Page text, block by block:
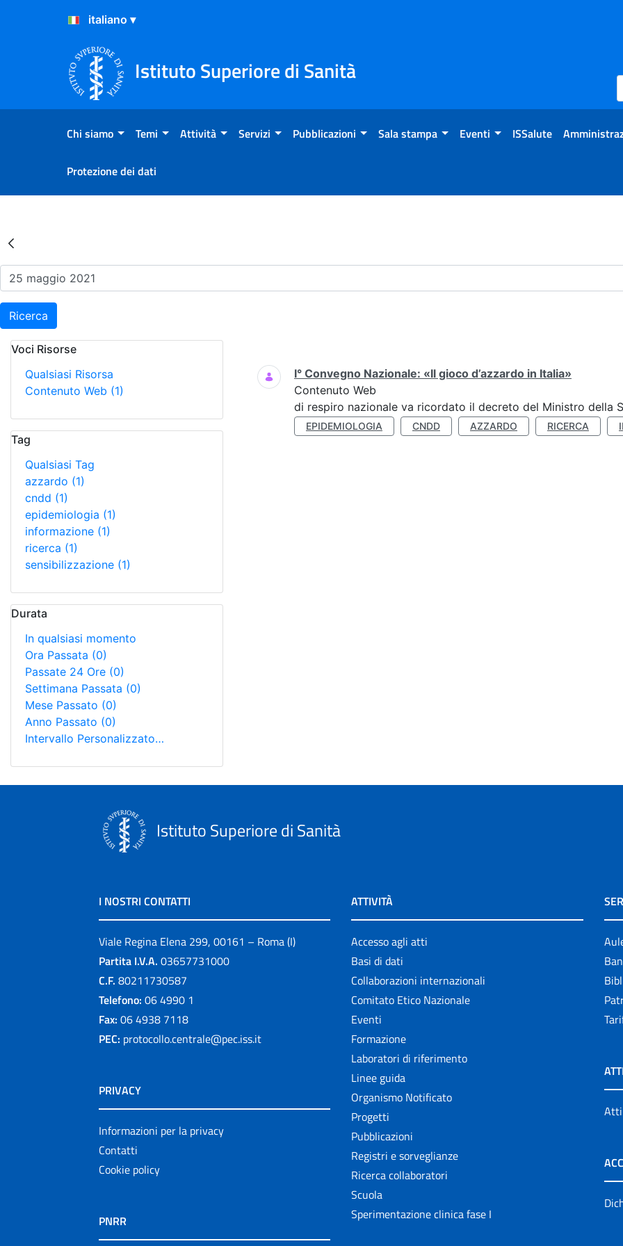
Salta al Contenuto
Salta al Footer
Istituto Superiore di Sanità
Chi siamo Temi Attività Servizi Pubblicazioni Sala stampa Eventi ISSalute
Protezione dei dati
Risultati della Ricerca - Eventi
Ricerca
Voci Risorse
Qualsiasi Risorsa
Contenuto Web (1)
Tag
Qualsiasi Tag
azzardo (1)
cndd (1)
epidemiologia (1)
informazione (1)
ricerca (1)
sensibilizzazione (1)
Durata
In qualsiasi momento
Ora Passata (0)
Passate 24 Ore (0)
Settimana Passata (0)
Mese Passato (0)
Anno Passato (0)
Intervallo Personalizzato…
Ricerca
I° Convegno Nazionale: «Il gioco d’azzardo in Italia»
Contenuto Web
di respiro nazionale va ricordato il decreto del Ministro della
EPIDEMIOLOGIA CNDD AZZARDO RICERCA
Istituto Superiore di Sanità
I NOSTRI CONTATTI
Viale Regina Elena 299, 00161 – Roma (I)
Partita I.V.A. 03657731000
C.F. 80211730587
Telefono: 06 4990 1
Fax: 06 4938 7118
PEC: protocollo.centrale@pec.iss.it
PRIVACY
Informazioni per la privacy
Contatti
Cookie policy
PNRR
ATTIVITÀ
Accesso agli atti
Basi di dati
Collaborazioni internazionali
Comitato Etico Nazionale
Eventi
Formazione
Laboratori di riferimento
Linee guida
Organismo Notificato
Progetti
Pubblicazioni
Registri e sorveglianze
Ricerca collaboratori
Scuola
Sperimentazione clinica fase I
Atti